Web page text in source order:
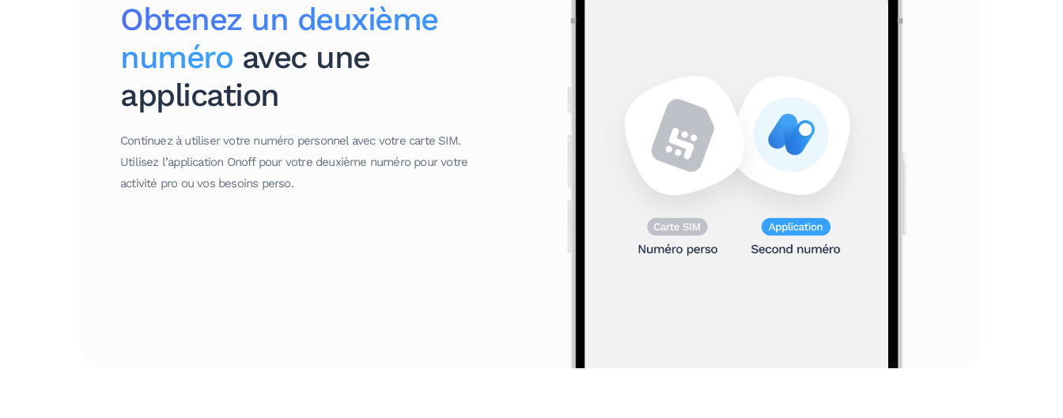
Obtenez un deuxième
numéro avec une
application
Continuez à utiliser votre numéro personnel avec votre carte SIM.
Utilisez l’application Onoff pour votre deuxième numéro pour votre
activité pro ou vos besoins perso.